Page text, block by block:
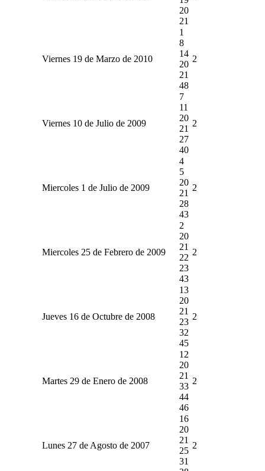
20
21
Viernes 19 de Marzo de 2010
1
8
14
20
21
48
2
Viernes 10 de Julio de 2009
7
11
20
21
27
40
2
Miercoles 1 de Julio de 2009
4
5
20
21
28
43
2
Miercoles 25 de Febrero de 2009
2
20
21
22
23
43
2
Jueves 16 de Octubre de 2008
13
20
21
23
32
45
2
Martes 29 de Enero de 2008
12
20
21
33
44
46
2
Lunes 27 de Agosto de 2007
16
20
21
25
31
2